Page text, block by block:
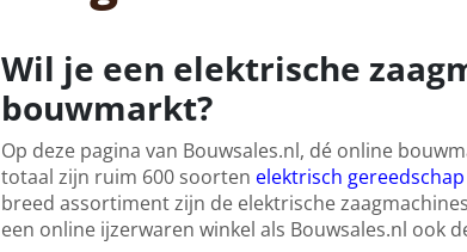
Wil je een elektrische
bouwmarkt?
Op deze pagina van Bouwsales.nl, dé online
totaal zijn ruim 600 soorten elektrisch gereedschap
breed assortiment zijn de elektrische
een online ijzerwaren winkel als Bouwsales.nl ook